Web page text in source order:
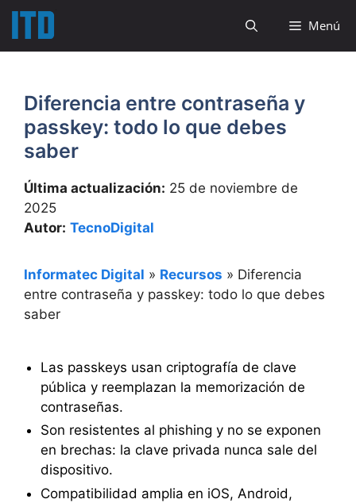
Saltar
contenido
Menú
Diferencia entre contraseña y
passkey: todo lo que debes
saber
Última actualización: 25 de noviembre de
2025
Autor: TecnoDigital
Informatec Digital » Recursos » Diferencia
entre contraseña y passkey: todo lo que debes
saber
Las passkeys usan criptografía de clave
pública y reemplazan la memorización de
contraseñas.
Son resistentes al phishing y no se exponen
en brechas: la clave privada nunca sale del
dispositivo.
Compatibilidad amplia en iOS, Android,